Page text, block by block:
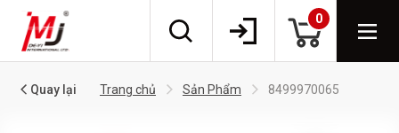
0
Quay lại Trang chủ Sản Phẩm 8499970065